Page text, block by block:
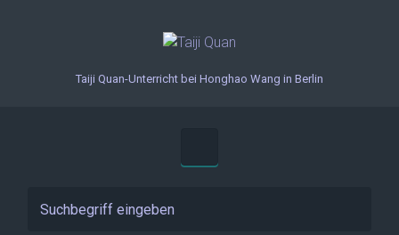
Taiji Quan-Unterricht bei Honghao Wang in Berlin